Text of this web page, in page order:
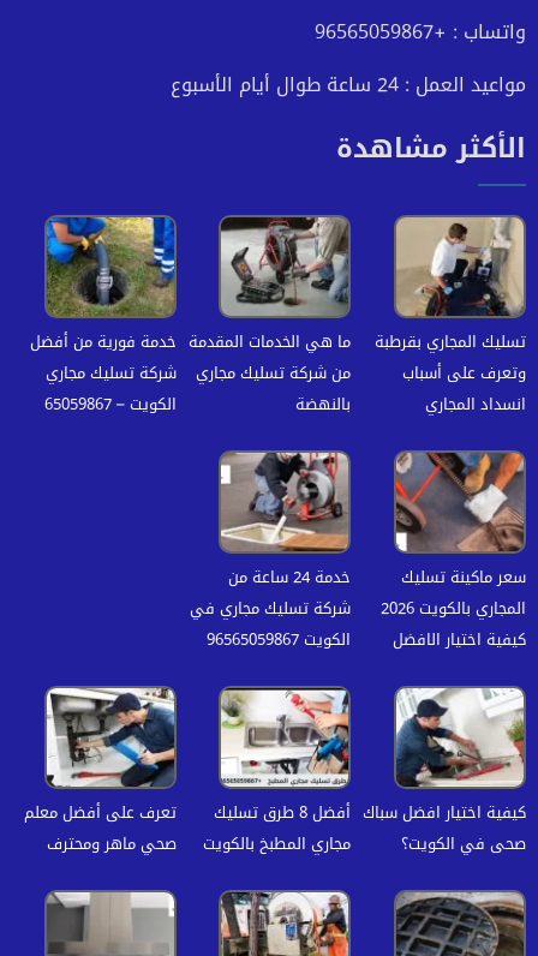
واتساب : +96565059867
مواعيد العمل : 24 ساعة طوال أيام الأسبوع
الأكثر مشاهدة
تسليك المجاري بقرطبة
وتعرف على أسباب
انسداد المجاري
ما هي الخدمات المقدمة
من شركة تسليك مجاري
بالنهضة
خدمة فورية من أفضل
شركة تسليك مجاري
الكويت – 65059867
سعر ماكينة تسليك
المجاري بالكويت 2026
كيفية اختيار الافضل
خدمة 24 ساعة من
شركة تسليك مجاري في
الكويت 96565059867
كيفية اختيار افضل سباك
صحى في الكويت؟
أفضل 8 طرق تسليك
مجاري المطبخ بالكويت
تعرف على أفضل معلم
صحي ماهر ومحترف